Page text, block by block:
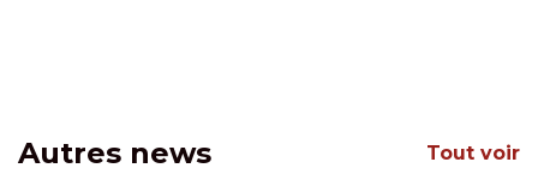
Autres news Tout voir